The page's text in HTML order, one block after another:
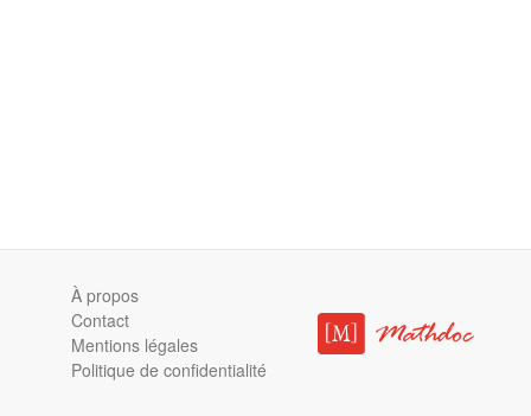
À propos
Contact
Mentions légales
Politique de confidentialité